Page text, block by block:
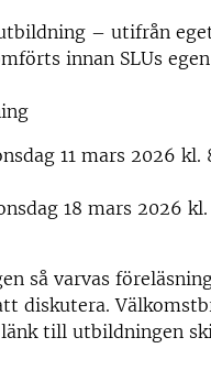
– utifrån
innan SLUs egen
11 mars 2026 kl.
18 mars 2026
så varvas
diskutera.
till utbildningen